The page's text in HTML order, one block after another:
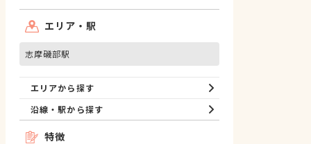
エリア・駅
志摩磯部駅
エリアから探す
沿線・駅から探す
特徴